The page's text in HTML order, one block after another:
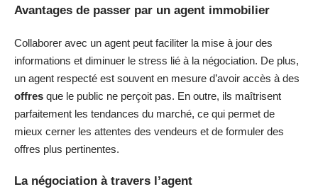
Avantages de passer par un agent immobilier
Collaborer avec un agent peut faciliter la mise à jour des
informations et diminuer le stress lié à la négociation. De plus,
un agent respecté est souvent en mesure d’avoir accès à des
offres que le public ne perçoit pas. En outre, ils maîtrisent
parfaitement les tendances du marché, ce qui permet de
mieux cerner les attentes des vendeurs et de formuler des
offres plus pertinentes.
La négociation à travers l’agent